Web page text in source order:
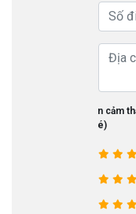
Bạn cảm
nhé)